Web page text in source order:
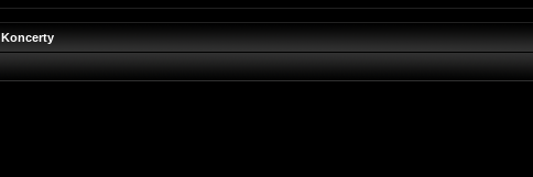
Koncerty